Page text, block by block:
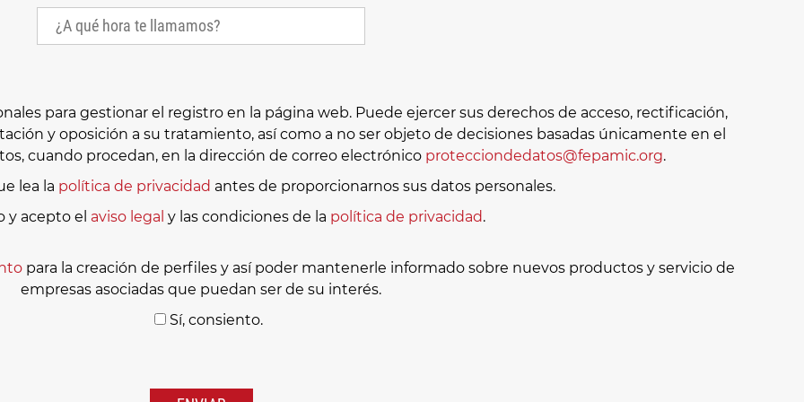
para gestionar el registro en la página web. Puede ejercer sus derechos de acceso, rectificación,
y oposición a su tratamiento, así como a no ser objeto de decisiones basadas únicamente en el
cuando procedan, en la dirección de correo electrónico protecciondedatos@fepamic.org.
lea la política de privacidad antes de proporcionarnos sus datos personales.
y acepto el aviso legal y las condiciones de la política de privacidad.
para la creación de perfiles y así poder mantenerle informado sobre nuevos productos y servicio de
empresas asociadas que puedan ser de su interés.
Sí, consiento.
favor,